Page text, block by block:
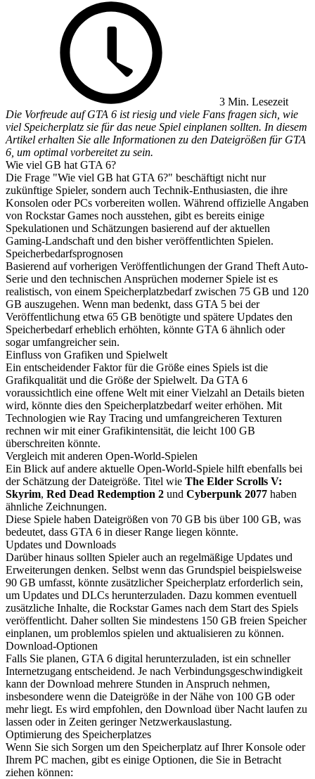
3 Min. Lesezeit
Die Vorfreude auf GTA 6 ist riesig und viele Fans fragen sich, wie
viel Speicherplatz sie für das neue Spiel einplanen sollten. In diesem
Artikel erhalten Sie alle Informationen zu den Dateigrößen für GTA
6, um optimal vorbereitet zu sein.
Wie viel GB hat GTA 6?
Die Frage "Wie viel GB hat GTA 6?" beschäftigt nicht nur
zukünftige Spieler, sondern auch Technik-Enthusiasten, die ihre
Konsolen oder PCs vorbereiten wollen. Während offizielle Angaben
von Rockstar Games noch ausstehen, gibt es bereits einige
Spekulationen und Schätzungen basierend auf der aktuellen
Gaming-Landschaft und den bisher veröffentlichten Spielen.
Speicherbedarfsprognosen
Basierend auf vorherigen Veröffentlichungen der Grand Theft Auto-
Serie und den technischen Ansprüchen moderner Spiele ist es
realistisch, von einem Speicherplatzbedarf zwischen 75 GB und 120
GB auszugehen. Wenn man bedenkt, dass GTA 5 bei der
Veröffentlichung etwa 65 GB benötigte und spätere Updates den
Speicherbedarf erheblich erhöhten, könnte GTA 6 ähnlich oder
sogar umfangreicher sein.
Einfluss von Grafiken und Spielwelt
Ein entscheidender Faktor für die Größe eines Spiels ist die
Grafikqualität und die Größe der Spielwelt. Da GTA 6
voraussichtlich eine offene Welt mit einer Vielzahl an Details bieten
wird, könnte dies den Speicherplatzbedarf weiter erhöhen. Mit
Technologien wie Ray Tracing und umfangreicheren Texturen
rechnen wir mit einer Grafikintensität, die leicht 100 GB
überschreiten könnte.
Vergleich mit anderen Open-World-Spielen
Ein Blick auf andere aktuelle Open-World-Spiele hilft ebenfalls bei
der Schätzung der Dateigröße. Titel wie The Elder Scrolls V:
Skyrim, Red Dead Redemption 2 und Cyberpunk 2077 haben
ähnliche Zeichnungen.
Diese Spiele haben Dateigrößen von 70 GB bis über 100 GB, was
bedeutet, dass GTA 6 in dieser Range liegen könnte.
Updates und Downloads
Darüber hinaus sollten Spieler auch an regelmäßige Updates und
Erweiterungen denken. Selbst wenn das Grundspiel beispielsweise
90 GB umfasst, könnte zusätzlicher Speicherplatz erforderlich sein,
um Updates und DLCs herunterzuladen. Dazu kommen eventuell
zusätzliche Inhalte, die Rockstar Games nach dem Start des Spiels
veröffentlicht. Daher sollten Sie mindestens 150 GB freien Speicher
einplanen, um problemlos spielen und aktualisieren zu können.
Download-Optionen
Falls Sie planen, GTA 6 digital herunterzuladen, ist ein schneller
Internetzugang entscheidend. Je nach Verbindungsgeschwindigkeit
kann der Download mehrere Stunden in Anspruch nehmen,
insbesondere wenn die Dateigröße in der Nähe von 100 GB oder
mehr liegt. Es wird empfohlen, den Download über Nacht laufen zu
lassen oder in Zeiten geringer Netzwerkauslastung.
Optimierung des Speicherplatzes
Wenn Sie sich Sorgen um den Speicherplatz auf Ihrer Konsole oder
Ihrem PC machen, gibt es einige Optionen, die Sie in Betracht
ziehen können: